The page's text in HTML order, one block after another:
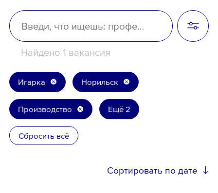
Школьникам
Локации
8 800 700-19-43
Найдено 1 вакансия
Игарка Норильск
Производство Ещё 2
Сбросить всё
Сортировать по дате